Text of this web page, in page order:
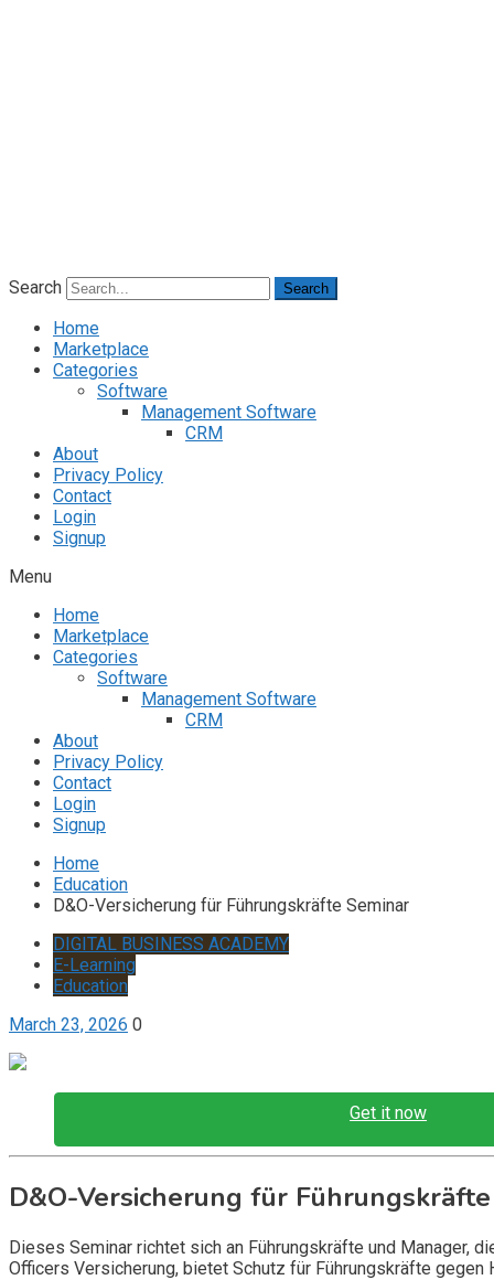
Search Search
Home
Marketplace
Categories
Software
Management Software
CRM
About
Privacy Policy
Contact
Login
Signup
Menu
Home
Marketplace
Categories
Software
Management Software
CRM
About
Privacy Policy
Contact
Login
Signup
Home
Education
D&O-Versicherung für Führungskräfte Seminar
DIGITAL BUSINESS ACADEMY
E-Learning
Education
March 23, 2026 0
Get it now
D&O-Versicherung für
Dieses Seminar richtet sich an Führungskräfte und Manager,
Officers Versicherung, bietet Schutz für Führungskräfte